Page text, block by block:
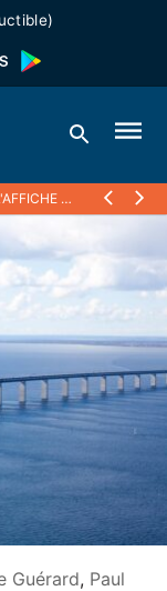
❯ LES
Guérard, Paul